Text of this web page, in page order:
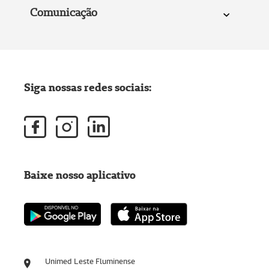
Comunicação
Unimed Leste Fluminense
Siga nossas redes sociais:
Baixe nosso aplicativo